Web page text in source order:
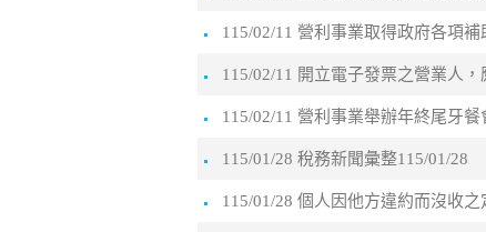
115/02/11 營利事業取得政府各項
115/02/11 開立電子發票之營業人
115/02/11 營利事業舉辦年終尾牙
115/01/28 稅務新聞彙整115/01/28
115/01/28 個人因他方違約而沒收